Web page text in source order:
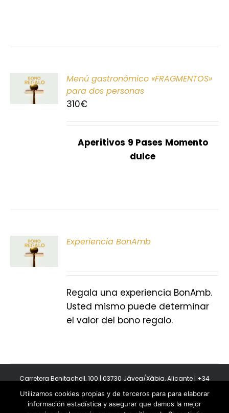
Menú gastronómico «FRAGMENTOS»
para dos personas
310€
Aperitivos 9 Pases Momento
dulce
Experiencia BonAmb
Regala una experiencia BonAmb.
Usted mismo puede determinar
el valor del bono regalo.
Carretera Benitachell, 100 | 03730 Jávea/Xàbia, Alicante | +34
Copyright 2011-2026 BonAmb Restaurant | All Rights Reserved |
Política de privacidad|Powered by Insertcom
Utilizamos cookies propias y de terceros para para elaborar
información estadística y asegurar que damos la mejor